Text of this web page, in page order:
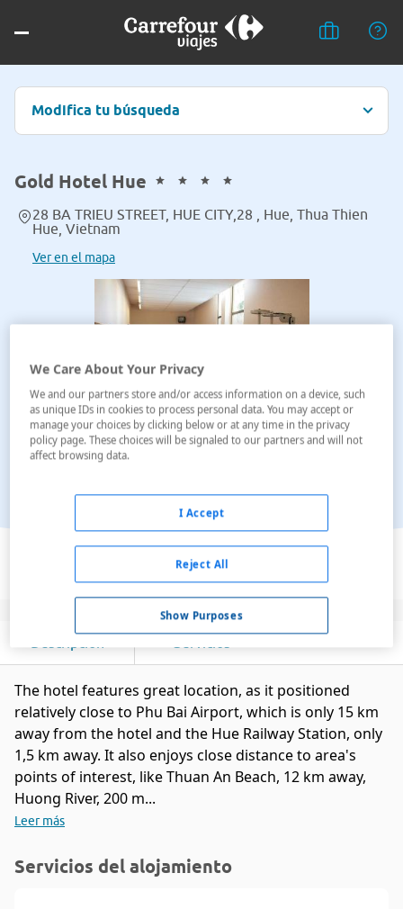
Modifica tu búsqueda
Gold Hotel Hue
28 BA TRIEU STREET, HUE CITY,28 , Hue, Thua Thien
Hue, Vietnam
Ver en el mapa
Ver en el mapa
The hotel features great location, as it positioned
relatively close to Phu Bai Airport, which is only 15 km
away from the hotel and the Hue Railway Station, only
1,5 km away. It also enjoys close distance to area's
points of interest, like Thuan An Beach, 12 km away,
Huong River, 200 m...
Leer más
Servicios del alojamiento
We Care About Your Privacy
We and our partners store and/or access information on a device, such
as unique IDs in cookies to process personal data. You may accept or
manage your choices by clicking below or at any time in the privacy
policy page. These choices will be signaled to our partners and will not
affect browsing data.
Show Purposes
Reject All
I Accept